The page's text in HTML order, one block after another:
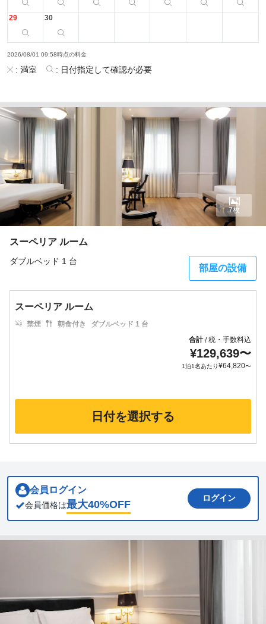
29 30
2026/08/01 09:58時点の料金
: 満室 : 日付指定して確認が必要
スーペリア ルーム
ダブルベッド 1 台
部屋の設備
7枚
スーペリア ルーム
禁煙 朝食付き
ダブルベッド 1 台
合計/税・手数料込
¥129,639〜
1泊1名あたり¥64,820〜
日付を選択する
会員ログイン
会員価格は最大40%OFF
ログイン